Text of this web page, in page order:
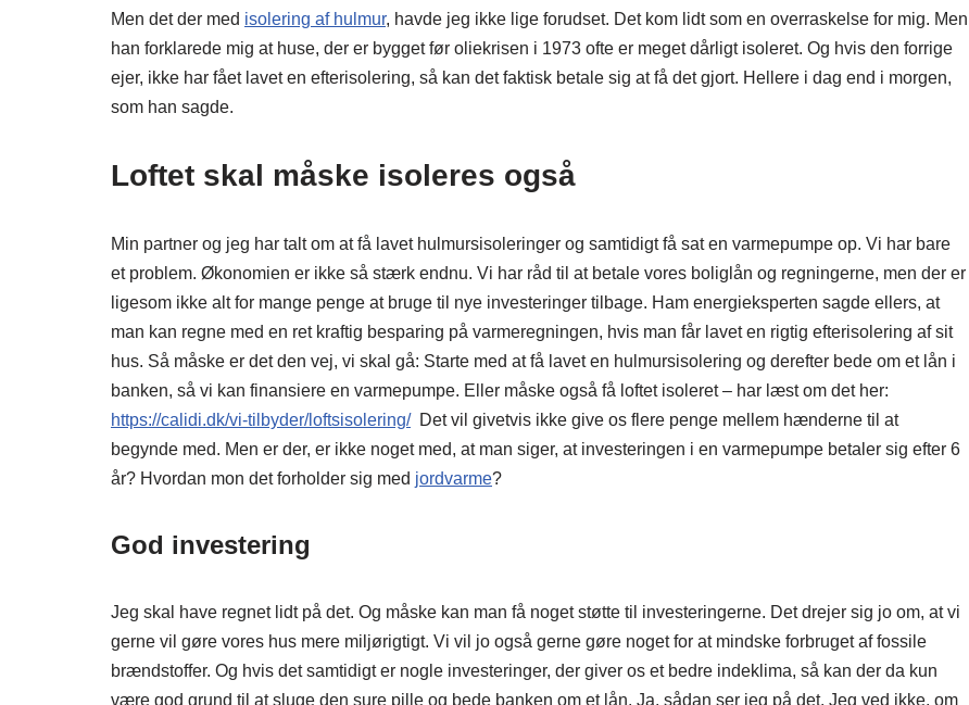
Men det der med isolering af hulmur, havde jeg ikke lige forudset. Det kom lidt som en overraskelse for mig. Men
han forklarede mig at huse, der er bygget før oliekrisen i 1973 ofte er meget dårligt isoleret. Og hvis den forrige
ejer, ikke har fået lavet en efterisolering, så kan det faktisk betale sig at få det gjort. Hellere i dag end i morgen,
som han sagde.
Loftet skal måske isoleres også
Min partner og jeg har talt om at få lavet hulmursisoleringer og samtidigt få sat en varmepumpe op. Vi har bare
et problem. Økonomien er ikke så stærk endnu. Vi har råd til at betale vores boliglån og regningerne, men der er
ligesom ikke alt for mange penge at bruge til nye investeringer tilbage. Ham energieksperten sagde ellers, at
man kan regne med en ret kraftig besparing på varmeregningen, hvis man får lavet en rigtig efterisolering af sit
hus. Så måske er det den vej, vi skal gå: Starte med at få lavet en hulmursisolering og derefter bede om et lån i
banken, så vi kan finansiere en varmepumpe. Eller måske også få loftet isoleret – har læst om det her:
https://calidi.dk/vi-tilbyder/loftsisolering/Det vil givetvis ikke give os flere penge mellem hænderne til at
begynde med. Men er der, er ikke noget med, at man siger, at investeringen i en varmepumpe betaler sig efter 6
år? Hvordan mon det forholder sig med jordvarme?
God investering
Jeg skal have regnet lidt på det. Og måske kan man få noget støtte til investeringerne. Det drejer sig jo om, at vi
gerne vil gøre vores hus mere miljørigtigt. Vi vil jo også gerne gøre noget for at mindske forbruget af fossile
brændstoffer. Og hvis det samtidigt er nogle investeringer, der giver os et bedre indeklima, så kan der da kun
være god grund til at sluge den sure pille og bede banken om et lån. Ja, sådan ser jeg på det. Jeg ved ikke, om